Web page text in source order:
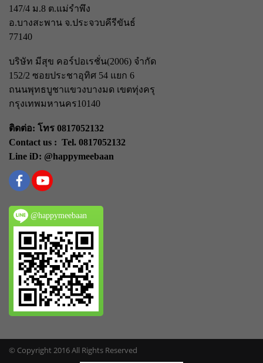
147/4 ม.8 ต.แม่รำพึง
อ.บางสะพาน จ.ประจวบคีรีขันธ์
77140
บริษัท มีสุข คอร์ปอเรชั่น(2006) จำกัด
152/2 ซอยประชาอุทิศ 54 แยก 6
ถนนพุทธบูชาแขวงบางมด เขตทุ่งครุ
กรุงเทพมหานคร10140
ติดต่อ: โทร 0817052132
Contact us : Tel. 0817052132
Line iD: @happymeebaan
@happymeebaan
© Copyright 2016 All Rights Reserved